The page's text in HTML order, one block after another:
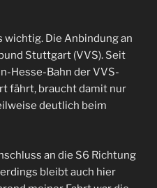
wichtig. Die Anbindung an
Stuttgart (VVS). Seit
Hesse-Bahn der VVS-
fährt, braucht damit nur
deutlich beim
an die S6 Richtung
bleibt auch hier